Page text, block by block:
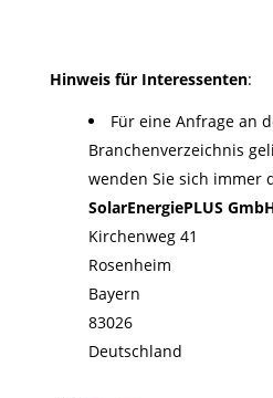
Hinweis für Interessenten:
Für eine Anfrage an
Branchenverzeichnis
wenden Sie sich immer
SolarEnergiePLUS
Kirchenweg 41
Rosenheim
Bayern
83026
Deutschland